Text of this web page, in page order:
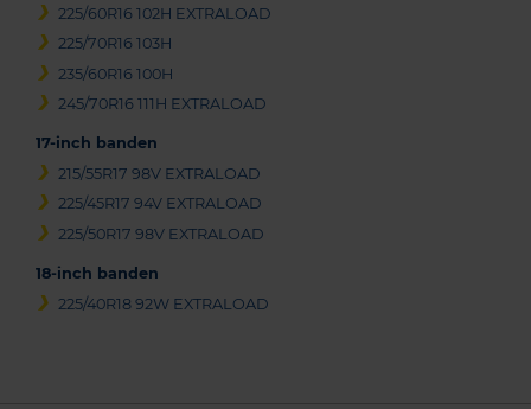
225/60R16 102H EXTRALOAD
225/70R16 103H
235/60R16 100H
245/70R16 111H EXTRALOAD
17-inch banden
215/55R17 98V EXTRALOAD
225/45R17 94V EXTRALOAD
225/50R17 98V EXTRALOAD
18-inch banden
225/40R18 92W EXTRALOAD